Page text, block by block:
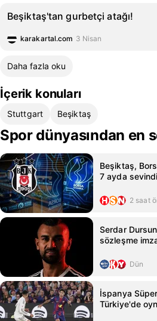
Beşiktaş'tan gurbetçi atağı!
karakartal.com 3 Nisan
Daha fazla oku
İçerik konuları
Stuttgart Beşiktaş
Spor dünyasından en
Beşiktaş,
7 ayda
2 saat
Serdar
sözleşme
Dün
İspanya
Türkiye'de